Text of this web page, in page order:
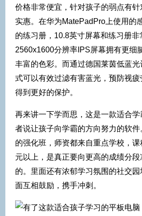
价格非常便宜，针对孩子的弱点有
实惠。在华为MatePadPro上使用的
的练习册，10.8英寸屏幕和练习册非
2560x1600分辨率IPS屏幕拥有更细
丰富的色彩。而通过德国莱茵低蓝
式可以有效过滤有害蓝光，预防视
得到更好的保护。
再来讲一下学而思，这是一款适合
者说让孩子向学霸的方向努力的软
的强化班，师资都来自重点学校，
元以上，是真正要向更高的成绩分段
的。里面还有浓郁学习氛围的社交
面互相鼓励，携手冲刺。